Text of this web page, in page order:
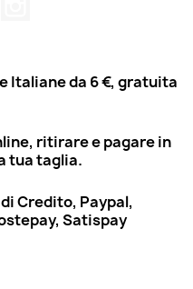
Italiane da 6 €, gratuita
ritirare e pagare in
tua taglia.
Credito, Paypal,
Satispay